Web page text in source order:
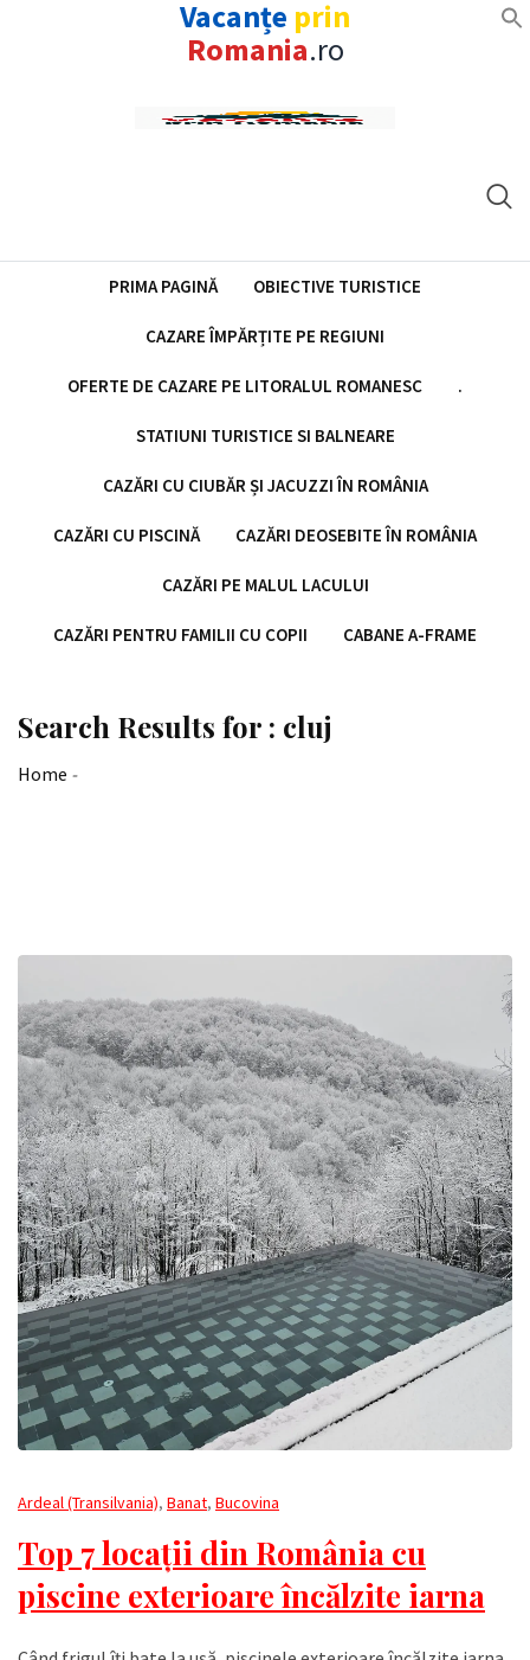
Vacanțe prin
Romania.ro
PRIMA PAGINĂ OBIECTIVE TURISTICE
CAZARE ÎMPĂRȚITE PE REGIUNI
OFERTE DE CAZARE PE LITORALUL ROMANESC .
STATIUNI TURISTICE SI BALNEARE
CAZĂRI CU CIUBĂR ȘI JACUZZI ÎN ROMÂNIA
CAZĂRI CU PISCINĂ CAZĂRI DEOSEBITE ÎN ROMÂNIA
CAZĂRI PE MALUL LACULUI
CAZĂRI PENTRU FAMILII CU COPII CABANE A-FRAME
Search Results for : cluj
Home -
Ardeal (Transilvania), Banat, Bucovina
Top 7 locații din România cu
piscine exterioare încălzite iarna